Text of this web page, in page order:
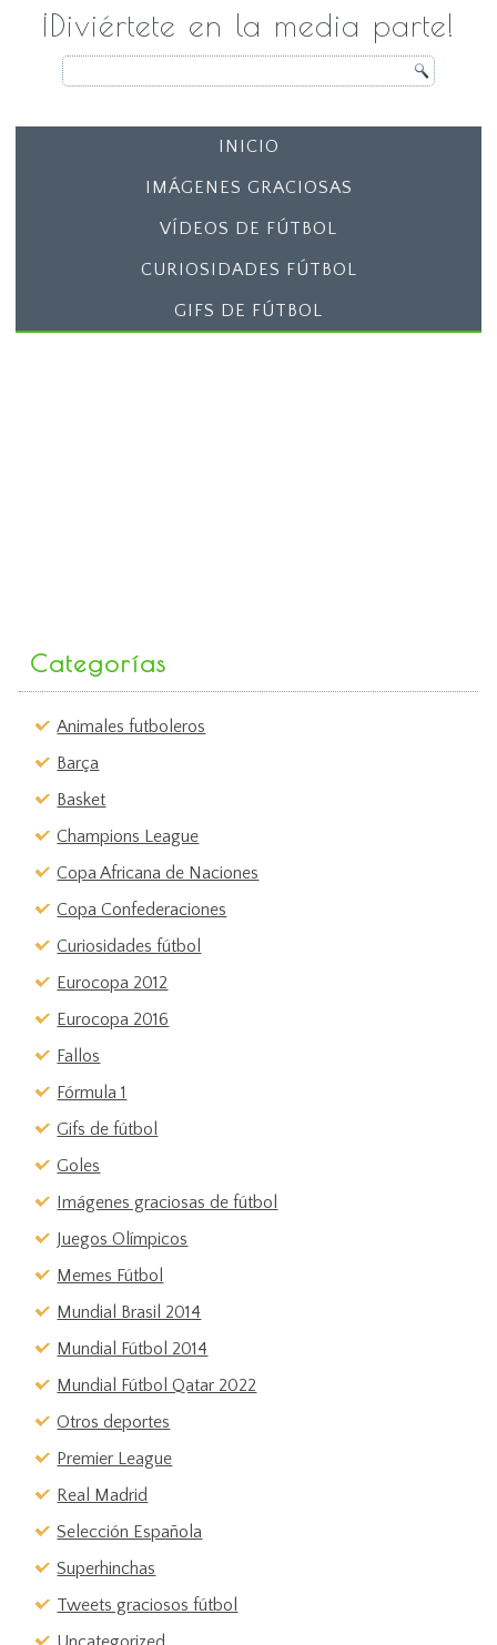
¡Diviértete en la media parte!
INICIO
IMÁGENES GRACIOSAS
VÍDEOS DE FÚTBOL
CURIOSIDADES FÚTBOL
GIFS DE FÚTBOL
Categorías
Animales futboleros
Barça
Basket
Champions League
Copa Africana de Naciones
Copa Confederaciones
Curiosidades fútbol
Eurocopa 2012
Eurocopa 2016
Fallos
Fórmula 1
Gifs de fútbol
Goles
Imágenes graciosas de fútbol
Juegos Olímpicos
Memes Fútbol
Mundial Brasil 2014
Mundial Fútbol 2014
Mundial Fútbol Qatar 2022
Otros deportes
Premier League
Real Madrid
Selección Española
Superhinchas
Tweets graciosos fútbol